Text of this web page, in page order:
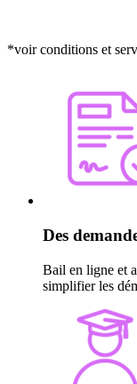
*voir conditions et
Des
Bail en ligne et
simplifier les